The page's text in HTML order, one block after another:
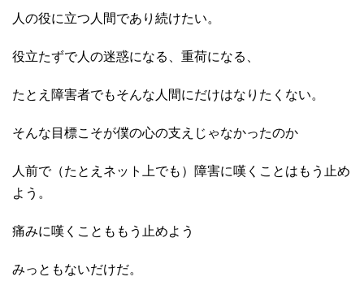
人の役に立つ人間であり続けたい。
役立たずで人の迷惑になる、重荷になる、
たとえ障害者でもそんな人間にだけはなりたくない。
そんな目標こそが僕の心の支えじゃなかったのか
人前で（たとえネット上でも）障害に嘆くことはもう止め
よう。
痛みに嘆くことももう止めよう
みっともないだけだ。